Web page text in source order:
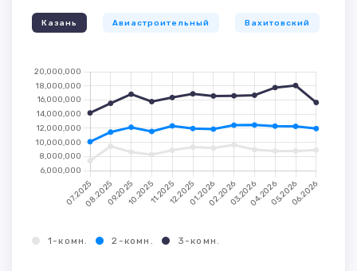
Казань Авиастроительный Вахитовский
1-комн. 2-комн. 3-комн.